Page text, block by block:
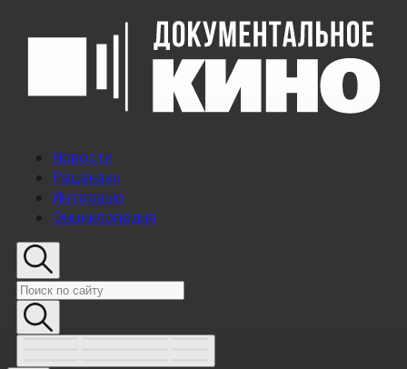
Новости
Рецензии
Интервью
Энциклопедия